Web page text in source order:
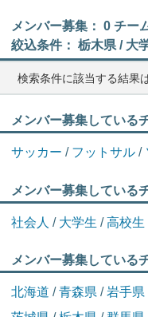
メンバー募集： 0 チー
絞込条件： 栃木県 / 大
検索条件に該当する結果
メンバー募集している
サッカー / フットサル/
メンバー募集している
社会人 / 大学生 /高校生
メンバー募集している
北海道 /青森県 /岩手県